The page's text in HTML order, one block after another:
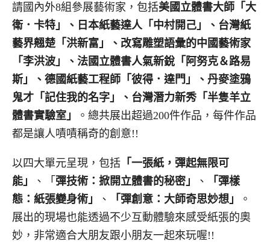
請國內外8組參展藝術家，包括美國立體書大師「大
衛．卡特」、日本紙藝達人「中村開己」、台灣紙
藝界翹楚「洪新富」、改寫雕塑語彙的中國藝術家
「李洪波」、法國立體書人氣新銳「阿努克＆路易
斯」、德國紙藝工程師「彼得．達門」、丹麥塗鴉
鬼才「記住我的名字」、台灣潛力新秀「半隻羊立
體書實驗室」
。總共展出超過200件作品，每件作品
都是讓人嘖嘖稱奇的創意!!
以四大單元呈現，包括 「一張紙，彈起無限可
能」
、「 彈技術：掀開立體書的秘密」 、
「彈樣
態：紙張變身術」
、 「彈創意：大師奇思妙想」
。
展出的現場也能透過不少互動體驗來感受紙張的奧
妙，非常適合大朋友跟小朋友一起來玩喔!!